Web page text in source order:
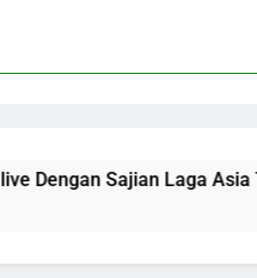
Laga Asia Tenggara